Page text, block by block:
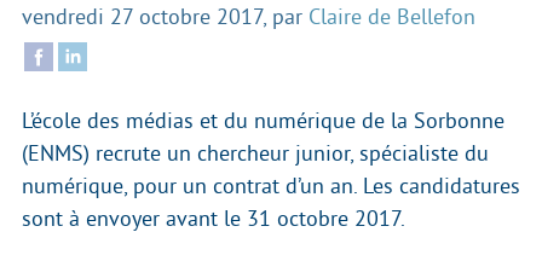
vendredi 27 octobre 2017, par Claire de Bellefon
L’école des médias et du numérique de la Sorbonne
(ENMS) recrute un chercheur junior, spécialiste du
numérique, pour un contrat d’un an. Les candidatures
sont à envoyer avant le 31 octobre 2017.